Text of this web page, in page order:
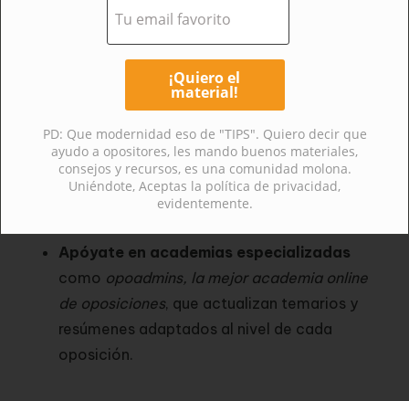
Revisa siempre la convocatoria en el BOE
pues puede incluir detalles específicos sobre
titulaciones equivalentes.
No subestimes Auxiliar Administrativo:
aunque el requisito sea ESO, la competencia
es alta.
Si vienes de C2, dar el salto a C1 es natural
Apóyate en academias especializadas
como opoadmins, la mejor academia online
de oposiciones, que actualizan temarios y
resúmenes adaptados al nivel de cada
oposición.
PD: Que modernidad eso de "TIPS". Quiero decir que
ayudo a opositores, les mando buenos materiales,
consejos y recursos, es una comunidad molona.
Uniéndote, Aceptas la política de privacidad,
evidentemente.